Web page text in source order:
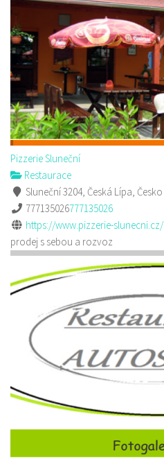
Pizzerie Sluneční
Restaurace
Sluneční 3204, Česká Lípa, Česko
777135026777135026
https://www.pizzerie-slunecni.cz/
prodej s sebou a rozvoz